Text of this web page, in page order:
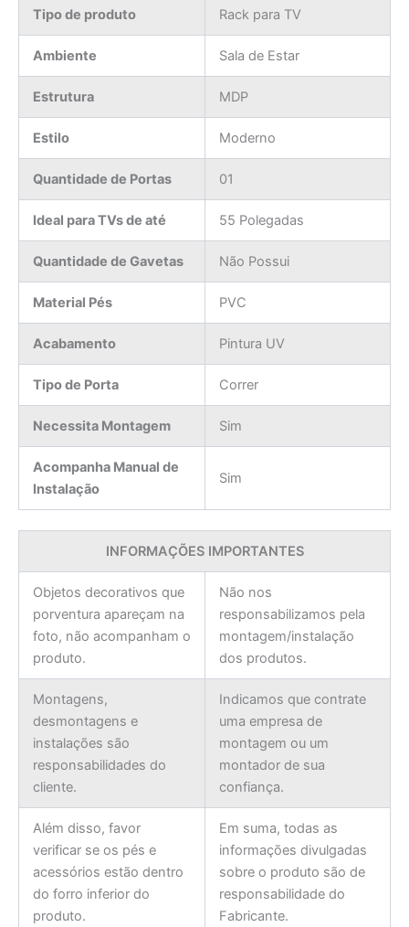
Tipo de produto Rack para TV
Ambiente Sala de Estar
Estrutura MDP
Estilo Moderno
Quantidade de Portas 01
Ideal para TVs de até 55 Polegadas
Quantidade de Gavetas Não Possui
Material Pés PVC
Acabamento Pintura UV
Tipo de Porta Correr
Necessita Montagem Sim
Acompanha Manual de
Instalação
Sim
INFORMAÇÕES IMPORTANTES
Objetos decorativos que
porventura apareçam na
foto, não acompanham o
produto.
Não nos
responsabilizamos pela
montagem/instalação
dos produtos.
Montagens,
desmontagens e
instalações são
responsabilidades do
cliente.
Indicamos que contrate
uma empresa de
montagem ou um
montador de sua
confiança.
Além disso, favor
verificar se os pés e
acessórios estão dentro
do forro inferior do
produto.
Em suma, todas as
informações divulgadas
sobre o produto são de
responsabilidade do
Fabricante.